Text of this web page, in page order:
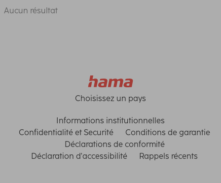
Aucun résultat
Choisissez un pays
Informations institutionnelles
Confidentialité et Securité
Conditions de garantie
Déclarations de conformité
Déclaration d'accessibilité
Rappels récents